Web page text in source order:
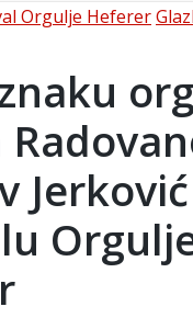
Orgulje Heferer